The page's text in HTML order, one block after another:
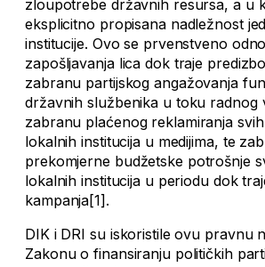
zloupotrebe državnih resursa, a u
eksplicitno propisana nadležnost
institucije. Ovo se prvenstveno
zapošljavanja lica dok traje
zabranu partijskog angažovanja
državnih službenika u toku radnog
zabranu plaćenog reklamiranja
lokalnih institucija u medijima, te
prekomjerne budžetske potrošnje
lokalnih institucija u periodu dok
kampanja[1].
DIK i DRI su iskoristile ovu pravnu
Zakonu o finansiranju političkih